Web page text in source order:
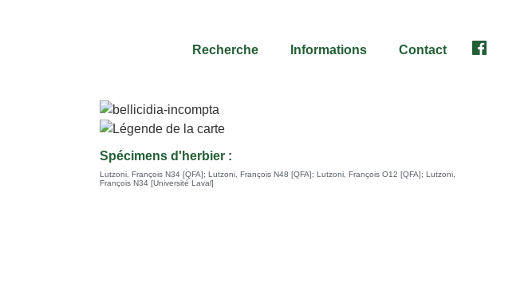
Recherche Informations Contact Facebook
Spécimens d'herbier :
Lutzoni, François N34 [QFA];Lutzoni, François N48 [QFA];Lutzoni, François O12 [QFA];Lutzoni,
François N34 [Université Laval]